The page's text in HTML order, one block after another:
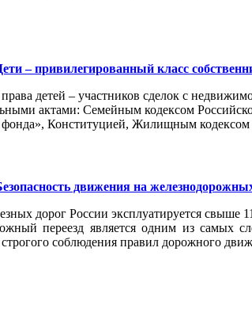
– привилегированный класс
детей – участников сделок с
актами: Семейным кодексом
Конституцией, Жилищным кодексом
движения на
дорог России эксплуатируется свыше
переезд является одним из самых
соблюдения правил дорожного